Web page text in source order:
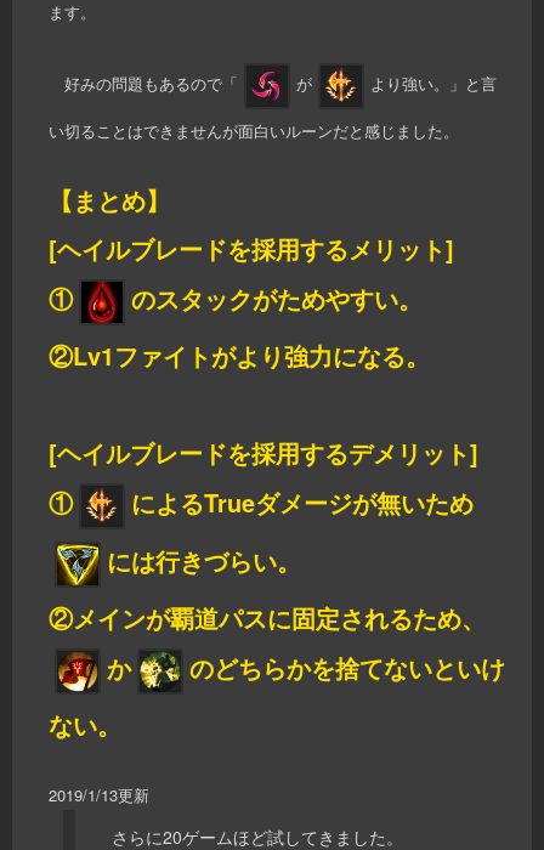
ます。
好みの問題もあるので「 が より強い。」と言
い切ることはできませんが面白いルーンだと感じました。
【まとめ】
[ヘイルブレードを採用するメリット]
①
のスタックがためやすい。
②Lv1ファイトがより強力になる。
[ヘイルブレードを採用するデメリット]
①
によるTrueダメージが無いため
には行きづらい。
②メインが覇道パスに固定されるため、
か
のどちらかを捨てないといけ
ない。
2019/1/13更新
さらに20ゲームほど試してきました。